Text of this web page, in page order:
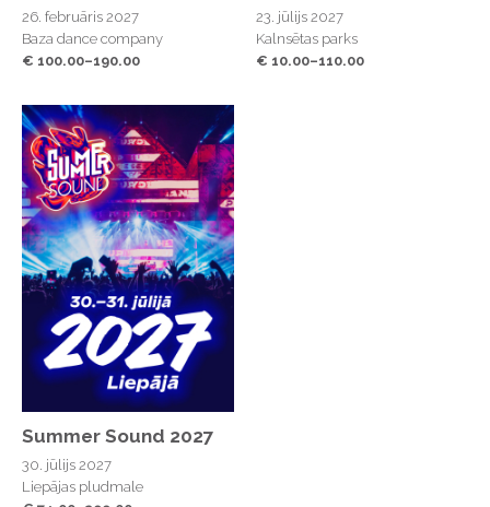
26. februāris 2027
Baza dance company
€ 100.00–190.00
23. jūlijs 2027
Kalnsētas parks
€ 10.00–110.00
Summer Sound 2027
30. jūlijs 2027
Liepājas pludmale